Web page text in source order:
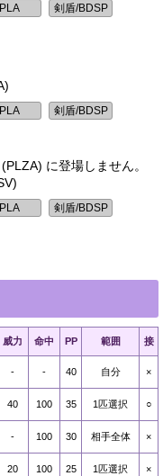
に登場しません。
威力 命中 PP 範囲 接
- - 40 自分 ×
40 100 35 1匹選択 ○
- 100 30 相手全体 ×
20 100 25 1匹選択 ×